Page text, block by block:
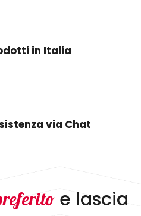
in Italia
via Chat
e lascia